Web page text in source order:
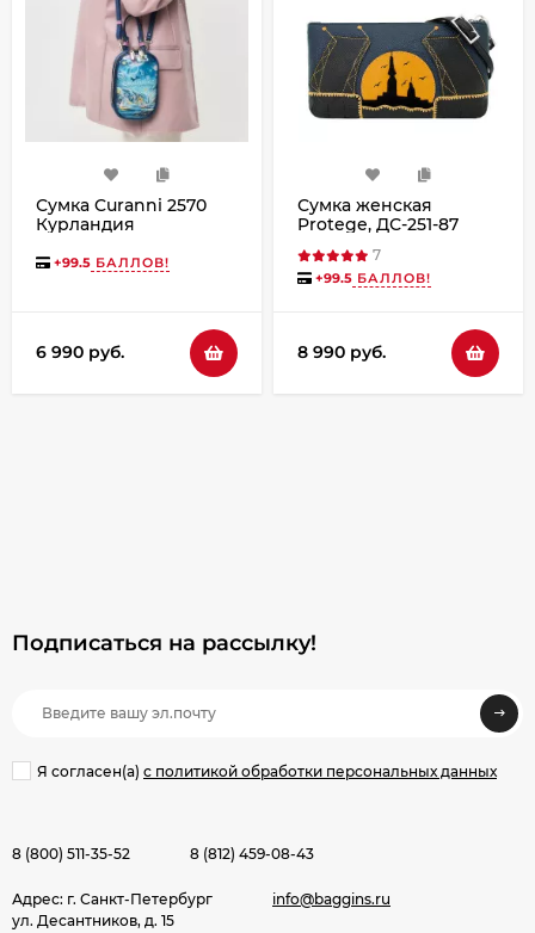
Сумка Curanni 2570
Курландия
+99.5 БАЛЛОВ!
6 990 руб.
Сумка женская
Protege, ДС-251-87
7
+99.5 БАЛЛОВ!
8 990 руб.
Подписаться на рассылкy!
Я согласен(a) с политикой обработки персональных данных
8 (800) 511-35-52 8 (812) 459-08-43
Адрес: г. Санкт-Петербург
ул. Десантников, д. 15
info@baggins.ru